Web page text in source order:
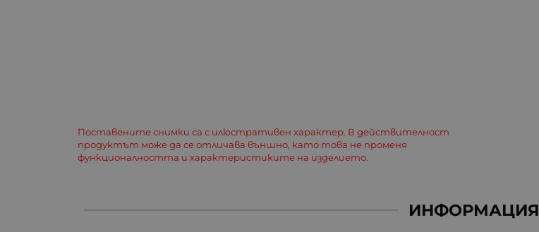
Поставените снимки са с илюстративен характер. В действителност
продуктът може да се отличава външно, като това не променя
функционалността и характеристиките на изделието.
ИНФОРМАЦИЯ